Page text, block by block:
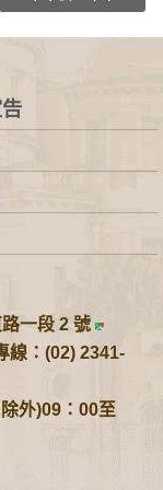
一段 2 號
線：(02) 2341-
外)09：00至